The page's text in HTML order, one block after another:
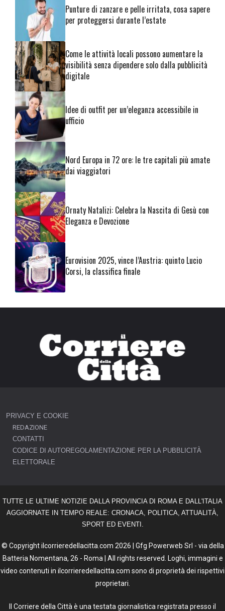
Punture di zanzare e pelle irritata, cosa sapere
per proteggersi durante l’estate
Come le attività locali possono aumentare la
visibilità senza dipendere solo dalla pubblicità
digitale
Idee di outfit per un’eleganza accessibile in
ufficio
Nord Europa in 72 ore: le tre capitali più amate
dai viaggiatori
Ornaty Natalizi: Celebra la Nascita di Gesù con
Eleganza e Devozione
Eurovision 2025, vince l’Austria: quinto Lucio
Corsi, la classifica finale
PRIVACY E COOKIE
REDAZIONE
CONTATTI
CODICE DI AUTOREGOLAMENTAZIONE PER LA PUBBLICITÀ
ELETTORALE
TUTTE LE ULTIME NOTIZIE DALLA PROVINCIA DI ROMA E DALL'ITALIA
AGGIORNATE IN TEMPO REALE: CRONACA, POLITICA, ATTUALITÀ,
SPORT ED EVENTI.
© Copyright ilcorrieredellacitta.com 2026 | Gfg Powerweb Srl - via della
Batteria Nomentana, 26 - Roma | All rights reserved. Loghi, immagini e
video contenuti in ilcorrieredellacitta.com sono di proprietà dei rispettivi
proprietari.
Il Corriere della Città è una testata giornalistica registrata presso il